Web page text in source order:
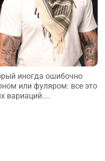
иногда ошибочно
или фуляром: все это
вариаций....